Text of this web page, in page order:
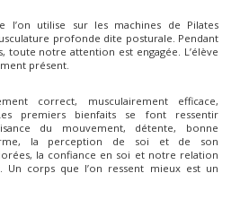
l’on utilise sur les machines de Pilates
profonde dite posturale. Pendant
toute notre attention est engagée. L’élève
présent.
correct, musculairement efficace,
premiers bienfaits se font ressentir
du mouvement, détente, bonne
la perception de soi et de son
la confiance en soi et notre relation
Un corps que l’on ressent mieux est un